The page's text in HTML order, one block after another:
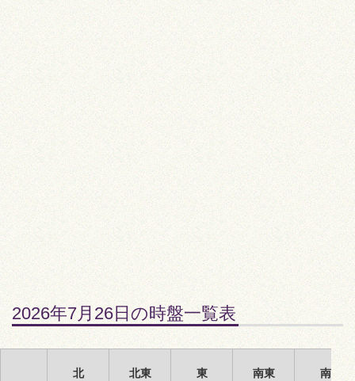
2026年7月26日の時盤一覧表
北 北東 東 南東 南